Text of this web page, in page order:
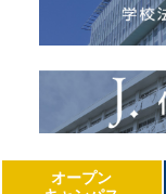
Copyright©
オープン